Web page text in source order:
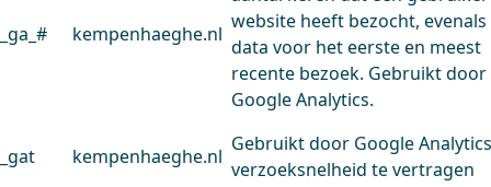
_ga_# kempenhaeghe.nl
website heeft bezocht, evenals
data voor het eerste en meest
recente bezoek. Gebruikt door
Google Analytics.
_gat kempenhaeghe.nl
Gebruikt door Google
verzoeksnelheid te vertragen